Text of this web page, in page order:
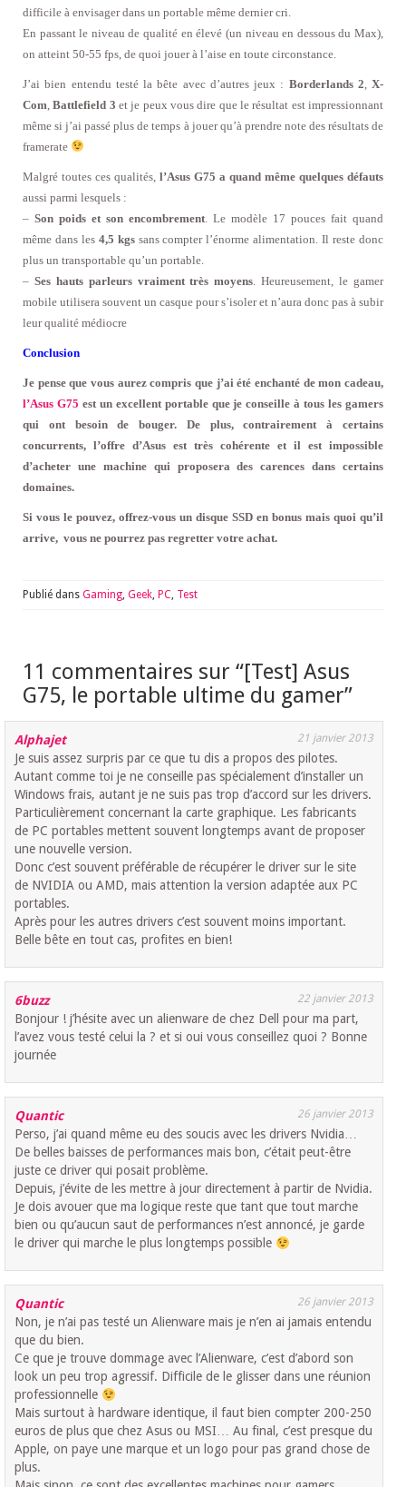
difficile à envisager dans un portable même dernier cri.
En passant le niveau de qualité en élevé (un niveau en dessous du Max),
on atteint 50-55 fps, de quoi jouer à l’aise en toute circonstance.
J’ai bien entendu testé la bête avec d’autres jeux : Borderlands 2, X-
Com,Battlefield 3 et je peux vous dire que le résultat est impressionnant
même si j’ai passé plus de temps à jouer qu’à prendre note des résultats de
framerate
Malgré toutes ces qualités, l’Asus G75 a quand même quelques défauts
aussi parmi lesquels :
– Son poids et son encombrement. Le modèle 17 pouces fait quand
même dans les 4,5 kgssans compter l’énorme alimentation. Il reste donc
plus un transportable qu’un portable.
– Ses hauts parleurs vraiment très moyens. Heureusement, le gamer
mobile utilisera souvent un casque pour s’isoler et n’aura donc pas à subir
leur qualité médiocre
Conclusion
Je pense que vous aurez compris que j’ai été enchanté de mon cadeau,
l’Asus G75 est un excellent portable que je conseille à tous les gamers
qui ont besoin de bouger. De plus, contrairement à certains
concurrents, l’offre d’Asus est très cohérente et il est impossible
d’acheter une machine qui proposera des carences dans certains
domaines.
Si vous le pouvez, offrez-vous un disque SSD en bonus mais quoi qu’il
arrive, vous ne pourrez pas regretter votre achat.
Publié dans Gaming, Geek, PC, Test
11 commentaires sur “[Test] Asus
G75, le portable ultime du gamer”
Alphajet 21 janvier 2013
Je suis assez surpris par ce que tu dis a propos des pilotes.
Autant comme toi je ne conseille pas spécialement d’installer un
Windows frais, autant je ne suis pas trop d’accord sur les drivers.
Particulièrement concernant la carte graphique. Les fabricants
de PC portables mettent souvent longtemps avant de proposer
une nouvelle version.
Donc c’est souvent préférable de récupérer le driver sur le site
de NVIDIA ou AMD, mais attention la version adaptée aux PC
portables.
Après pour les autres drivers c’est souvent moins important.
Belle bête en tout cas, profites en bien!
6buzz 22 janvier 2013
Bonjour ! j’hésite avec un alienware de chez Dell pour ma part,
l’avez vous testé celui la ? et si oui vous conseillez quoi ? Bonne
journée
Quantic 26 janvier 2013
Perso, j’ai quand même eu des soucis avec les drivers Nvidia…
De belles baisses de performances mais bon, c’était peut-être
juste ce driver qui posait problème.
Depuis, j’évite de les mettre à jour directement à partir de Nvidia.
Je dois avouer que ma logique reste que tant que tout marche
bien ou qu’aucun saut de performances n’est annoncé, je garde
le driver qui marche le plus longtemps possible
Quantic 26 janvier 2013
Non, je n’ai pas testé un Alienware mais je n’en ai jamais entendu
que du bien.
Ce que je trouve dommage avec l’Alienware, c’est d’abord son
look un peu trop agressif. Difficile de le glisser dans une réunion
professionnelle
Mais surtout à hardware identique, il faut bien compter 200-250
euros de plus que chez Asus ou MSI… Au final, c’est presque du
Apple, on paye une marque et un logo pour pas grand chose de
plus.